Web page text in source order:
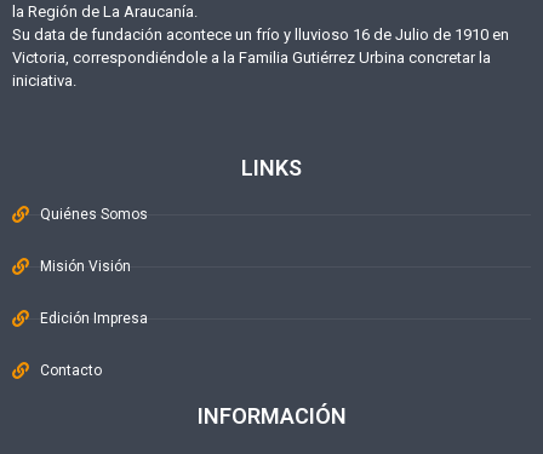
la Región de La Araucanía.
Su data de fundación acontece un frío y lluvioso 16 de Julio de 1910 en
Victoria, correspondiéndole a la Familia Gutiérrez Urbina concretar la
iniciativa.
LINKS
Quiénes Somos
Misión Visión
Edición Impresa
Contacto
INFORMACIÓN